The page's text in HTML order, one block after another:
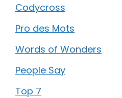
Codycross
Pro des Mots
Words of Wonders
People Say
Top 7